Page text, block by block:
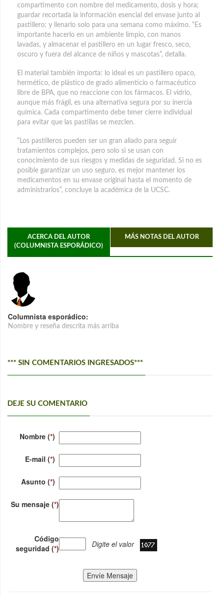
compartimento con nombre del medicamento, dosis y hora;
guardar recortada la información esencial del envase junto al
pastillero; y llenarlo solo para una semana como máximo. “Es
importante hacerlo en un ambiente limpio, con manos
lavadas, y almacenar el pastillero en un lugar fresco, seco,
oscuro y fuera del alcance de niños y mascotas”, detalla.
El material también importa: lo ideal es un pastillero opaco,
hermético, de plástico de grado alimenticio o farmacéutico
libre de BPA, que no reaccione con los fármacos. El vidrio,
aunque más frágil, es una alternativa segura por su inercia
química. Cada compartimento debe tener cierre individual
para evitar que las pastillas se mezclen.
“Los pastilleros pueden ser un gran aliado para seguir
tratamientos complejos, pero solo si se usan con
conocimiento de sus riesgos y medidas de seguridad. Si no es
posible garantizar un uso seguro, es mejor mantener los
medicamentos en su envase original hasta el momento de
administrarlos”, concluye la académica de la UCSC.
ACERCA DEL AUTOR
(COLUMNISTA ESPORÁDICO)
MÁS NOTAS DEL AUTOR
Columnista esporádico:
Nombre y reseña descrita más arriba
*** SIN COMENTARIOS INGRESADOS***
DEJE SU COMENTARIO
Nombre (*)
E-mail (*)
Asunto (*)
Su mensaje (*)
Código
seguridad (*) Digite el valor
Envíe Mensaje